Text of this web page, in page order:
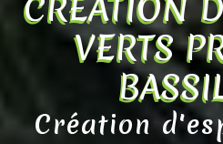
VERTS
Création